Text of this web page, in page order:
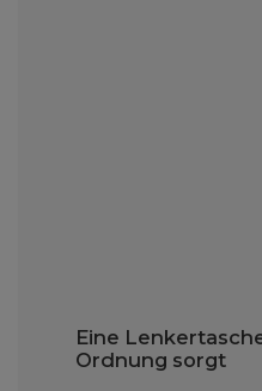
Eine
Ordnung sorgt